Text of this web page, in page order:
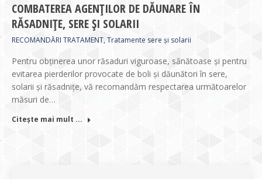
COMBATEREA AGENŢILOR DE DĂUNARE ÎN
RĂSADNIŢE, SERE ŞI SOLARII
RECOMANDĂRI TRATAMENT, Tratamente sere și solarii
Pentru obţinerea unor răsaduri viguroase, sănătoase şi pentru
evitarea pierderilor provocate de boli şi dăunători în sere,
solarii şi răsadniţe, vă recomandăm respectarea următoarelor
măsuri de…
Citește mai mult ...